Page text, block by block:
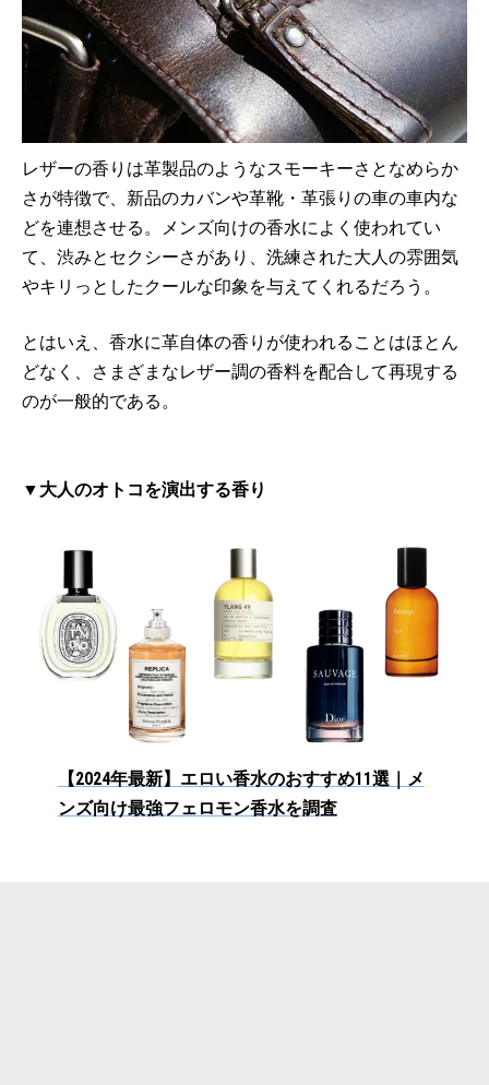
レザーの香りは革製品のようなスモーキーさとなめらか
さが特徴で、新品のカバンや革靴・革張りの車の車内な
どを連想させる。メンズ向けの香水によく使われてい
て、渋みとセクシーさがあり、洗練された大人の雰囲気
やキリっとしたクールな印象を与えてくれるだろう。
とはいえ、香水に革自体の香りが使われることはほとん
どなく、さまざまなレザー調の香料を配合して再現する
のが一般的である。
▼大人のオトコを演出する香り
【2024年最新】エロい香水のおすすめ11選｜メ
ンズ向け最強フェロモン香水を調査